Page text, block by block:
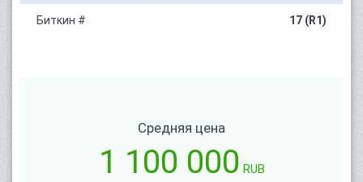
Биткин # 17 (R1)
Средняя цена
1 100 000 RUB